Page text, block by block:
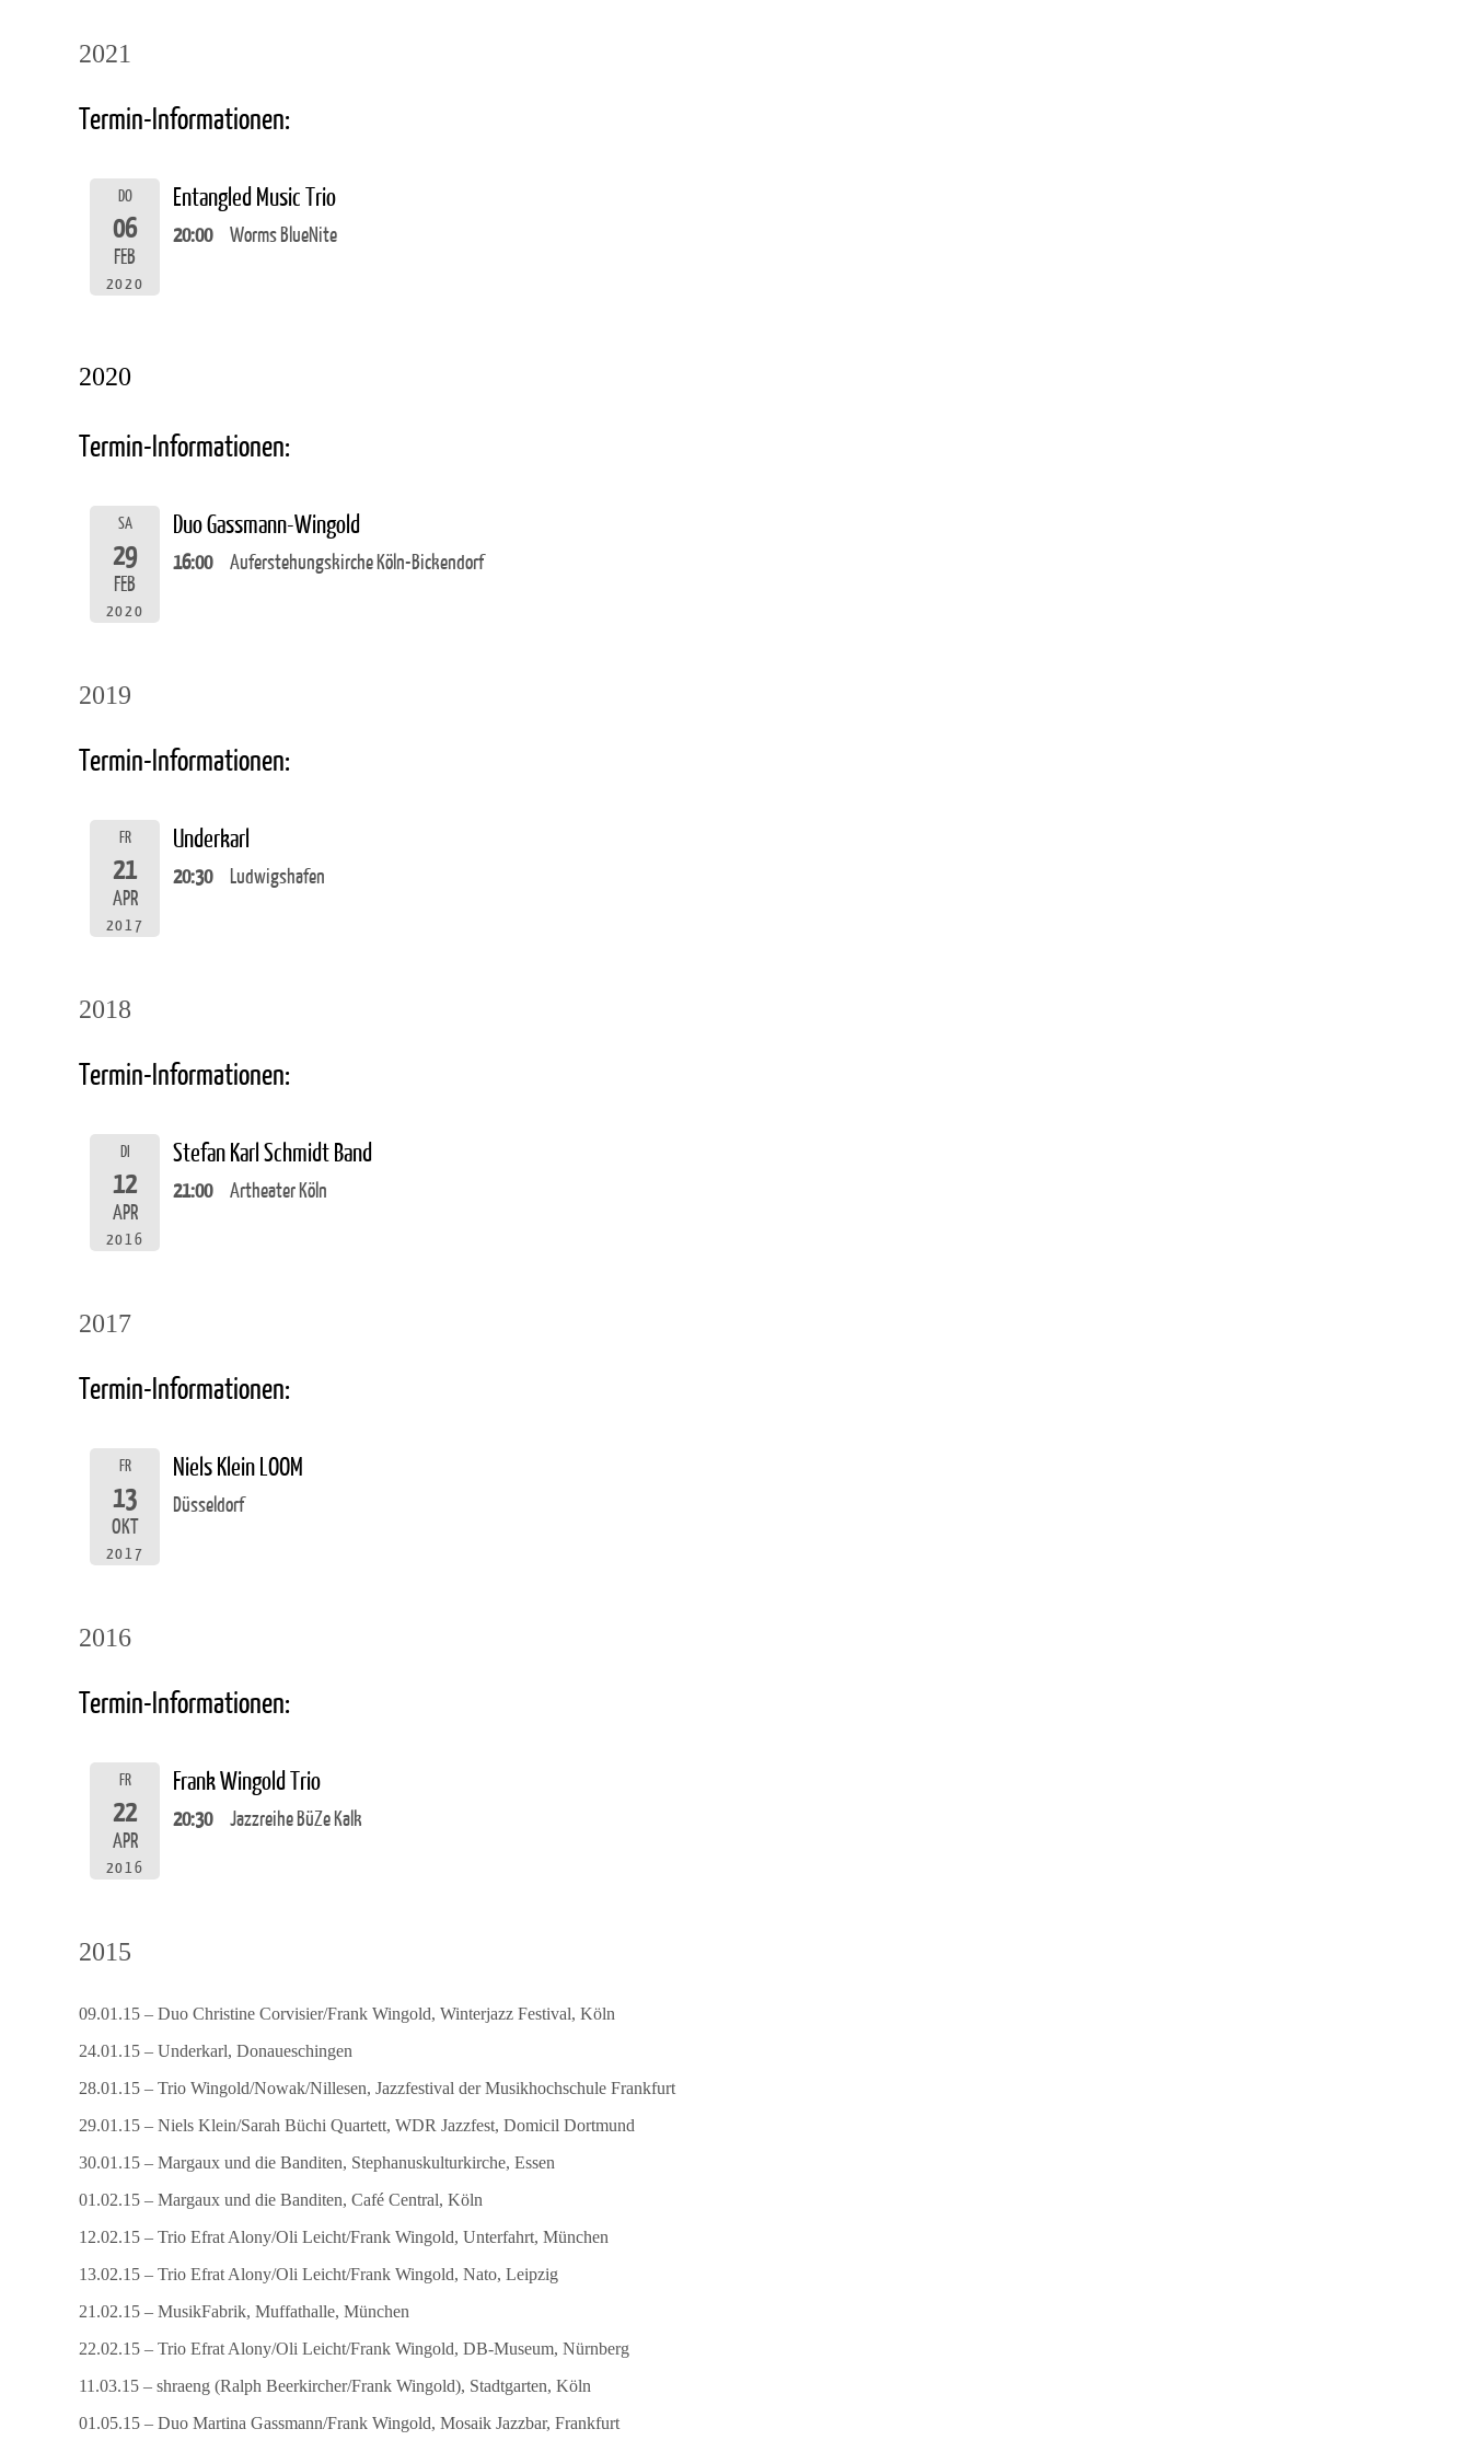
2021
Termin-Informationen:
DO
06
FEB
2020
Entangled Music Trio
20:00 Worms BlueNite
2020
Termin-Informationen:
SA
29
FEB
2020
Duo Gassmann-Wingold
16:00 Auferstehungskirche Köln-Bickendorf
2019
Termin-Informationen:
FR
21
APR
2017
Underkarl
20:30 Ludwigshafen
2018
Termin-Informationen:
DI
12
APR
2016
Stefan Karl Schmidt Band
21:00 Artheater Köln
2017
Termin-Informationen:
FR
13
OKT
2017
Niels Klein LOOM
Düsseldorf
2016
Termin-Informationen:
FR
22
APR
2016
Frank Wingold Trio
20:30 Jazzreihe BüZe Kalk
2015
09.01.15 – Duo Christine Corvisier/Frank Wingold, Winterjazz Festival, Köln
24.01.15 – Underkarl, Donaueschingen
28.01.15 – Trio Wingold/Nowak/Nillesen, Jazzfestival der Musikhochschule Frankfurt
29.01.15 – Niels Klein/Sarah Büchi Quartett, WDR Jazzfest, Domicil Dortmund
30.01.15 – Margaux und die Banditen, Stephanuskulturkirche, Essen
01.02.15 – Margaux und die Banditen, Café Central, Köln
12.02.15 – Trio Efrat Alony/Oli Leicht/Frank Wingold, Unterfahrt, München
13.02.15 – Trio Efrat Alony/Oli Leicht/Frank Wingold, Nato, Leipzig
21.02.15 – MusikFabrik, Muffathalle, München
22.02.15 – Trio Efrat Alony/Oli Leicht/Frank Wingold, DB-Museum, Nürnberg
11.03.15 – shraeng (Ralph Beerkircher/Frank Wingold), Stadtgarten, Köln
01.05.15 – Duo Martina Gassmann/Frank Wingold, Mosaik Jazzbar, Frankfurt